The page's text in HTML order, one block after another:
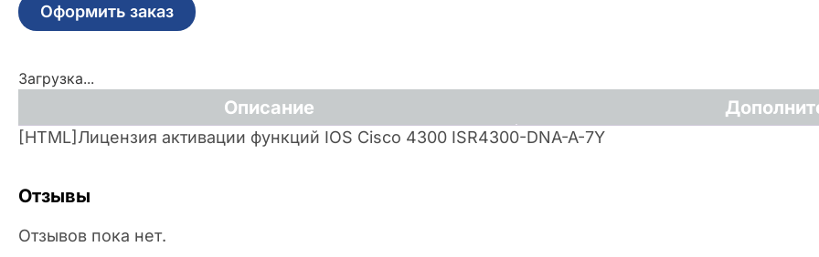
Оформить заказ
Загрузка...
Описание
[HTML]Лицензия активации функций IOS Cisco 4300 ISR4300-DNA-A-7Y
Отзывы
Отзывов пока нет.